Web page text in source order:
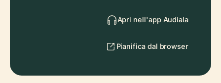
Apri nell'app Audiala
Pianifica dal browser